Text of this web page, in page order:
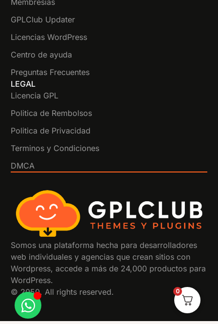
Membresias
GPLClub Updater
Licencias WordPress
Centro de ayuda
Preguntas Frecuentes
LEGAL
Licencia GPL
Politica de Rembolsos
Politica de Privacidad
Terminos y Condiciones
DMCA
Somos una plataforma hecha para desarrolladores
web individuales y agencias que crean sitios con
Wordpress, accede a más de 24,000 productos para
WordPress.
© 2050. All rights reserved.
0